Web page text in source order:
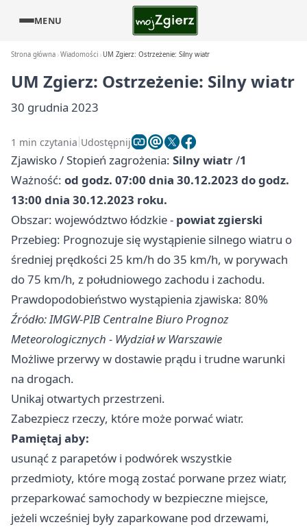
MENU
Strona główna Wiadomości UM Zgierz: Ostrzeżenie: Silny wiatr
UM Zgierz: Ostrzeżenie: Silny wiatr
30 grudnia 2023
1 min czytania Udostępnij
Zjawisko / Stopień zagrożenia: Silny wiatr/1
Ważność: od godz. 07:00 dnia 30.12.2023 do godz.
13:00 dnia 30.12.2023 roku.
Obszar: województwo łódzkie - powiat zgierski
Przebieg: Prognozuje się wystąpienie silnego wiatru o
średniej prędkości 25 km/h do 35 km/h, w porywach
do 75 km/h, z południowego zachodu i zachodu.
Prawdopodobieństwo wystąpienia zjawiska: 80%
Źródło: IMGW-PIB Centralne Biuro Prognoz
Meteorologicznych - Wydział w Warszawie
Możliwe przerwy w dostawie prądu i trudne warunki
na drogach.
Unikaj otwartych przestrzeni.
Zabezpiecz rzeczy, które może porwać wiatr.
Pamiętaj aby:
usunąć z parapetów i podwórek wszystkie
przedmioty, które mogą zostać porwane przez wiatr,
przeparkować samochody w bezpieczne miejsce,
jeżeli wcześniej były zaparkowane pod drzewami,